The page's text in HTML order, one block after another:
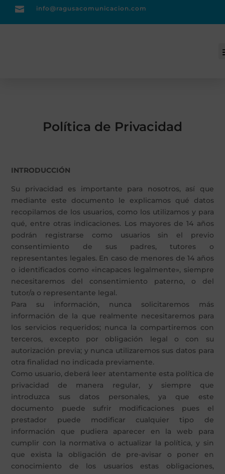
 info@ragusacomunicacion.com
Política de Privacidad
INTRODUCCIÓN
Su privacidad es importante para nosotros, así que
mediante este documento le explicamos qué datos
recopilamos de los usuarios, como los utilizamos y para
qué, entre otras indicaciones. Los mayores de 14 años
podrán registrarse como usuarios sin el previo
consentimiento de sus padres, tutores o
representantes legales. En caso de menores de 14 años
o identificados como «incapaces legalmente», siempre
necesitaremos del consentimiento paterno, o del
tutor/a o representante legal.
Para su información, nunca solicitaremos más
información de la que realmente necesitaremos para
los servicios requeridos; nunca la compartiremos con
terceros, excepto por obligación legal o con su
autorización previa; y nunca utilizaremos sus datos para
otra finalidad no indicada previamente.
Como usuario, deberá leer atentamente esta política de
privacidad de manera regular, y siempre que
introduzca sus datos personales, ya que este
documento puede sufrir modificaciones pues el
prestador puede modificar cualquier tipo de
información que pudiera aparecer en la web para
cumplir con la normativa o actualizar la política, y sin
que exista la obligación de pre-avisar o poner en
conocimiento de los usuarios estas obligaciones,